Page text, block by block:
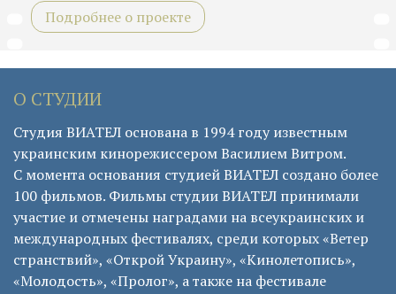
Подробнее о проекте
О СТУДИИ
Студия ВИАТЕЛ основана в 1994 году известным
украинским кинорежиссером Василием Витром.
С момента основания студией ВИАТЕЛ создано более
100 фильмов. Фильмы студии ВИАТЕЛ принимали
участие и отмечены наградами на всеукраинских и
международных фестивалях, среди которых «Ветер
странствий», «Открой Украину», «Кинолетопись»,
«Молодость», «Пролог», а также на фестивале